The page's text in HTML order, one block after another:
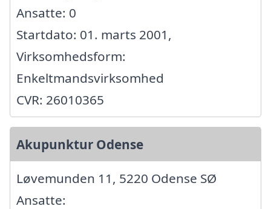
Ansatte: 0
Startdato: 01. marts 2001,
Virksomhedsform:
Enkeltmandsvirksomhed
CVR: 26010365
Akupunktur Odense
Løvemunden 11, 5220 Odense SØ
Ansatte: